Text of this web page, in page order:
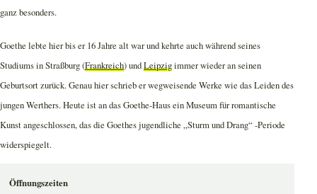
ganz besonders.
Goethe lebte hier bis er 16 Jahre alt war und kehrte auch während seines
Studiums in Straßburg (Frankreich) undLeipzigimmer wieder an seinen
Geburtsort zurück. Genau hier schrieb er wegweisende Werke wie das Leiden des
jungen Werthers. Heute ist an das Goethe-Haus ein Museum für romantische
Kunst angeschlossen, das die Goethes jugendliche „Sturm und Drang“ -Periode
widerspiegelt.
Öffnungszeiten